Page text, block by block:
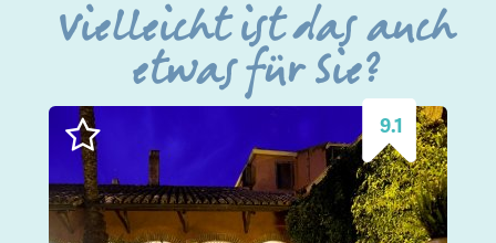
Vielleicht ist das auch
etwas für Sie?
9.1